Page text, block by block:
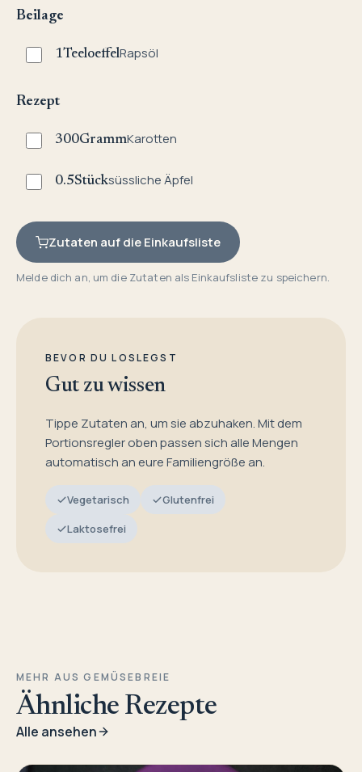
Beilage
1TeeloeffelRapsöl
Rezept
300GrammKarotten
0.5Stücksüssliche Äpfel
Zutaten auf die Einkaufsliste
Melde dich an, um die Zutaten als Einkaufsliste zu speichern.
BEVOR DU LOSLEGST
Gut zu wissen
Tippe Zutaten an, um sie abzuhaken. Mit dem
Portionsregler oben passen sich alle Mengen
automatisch an eure Familiengröße an.
Vegetarisch
Glutenfrei
Laktosefrei
MEHR AUS GEMÜSEBREIE
Ähnliche Rezepte
Alle ansehen